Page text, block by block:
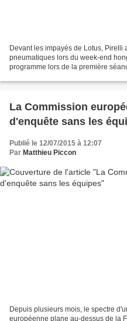
Devant les impayés de Lotus,
pneumatiques lors du week-end
programme lors de la première
La Commission
d'enquête sans les
Publié le 12/07/2015 à 12:07
Par Matthieu Piccon
Depuis plusieurs mois, le spectre
européenne plane au-dessus de la